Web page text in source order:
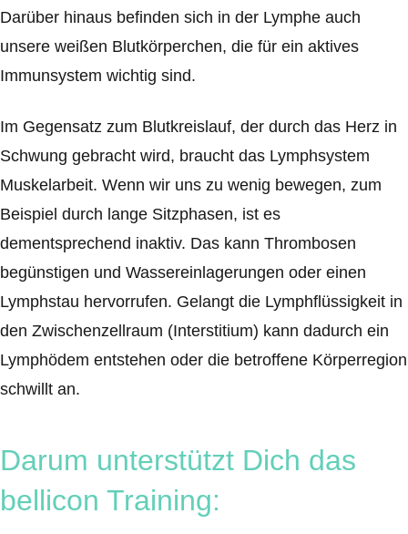
Darüber hinaus befinden sich in der Lymphe auch
unsere weißen Blutkörperchen, die für ein aktives
Immunsystem wichtig sind.
Im Gegensatz zum Blutkreislauf, der durch das Herz in
Schwung gebracht wird, braucht das Lymphsystem
Muskelarbeit. Wenn wir uns zu wenig bewegen, zum
Beispiel durch lange Sitzphasen, ist es
dementsprechend inaktiv. Das kann Thrombosen
begünstigen und Wassereinlagerungen oder einen
Lymphstau hervorrufen. Gelangt die Lymphflüssigkeit in
den Zwischenzellraum (Interstitium) kann dadurch ein
Lymphödem entstehen oder die betroffene Körperregion
schwillt an.
Darum unterstützt Dich das
bellicon Training: